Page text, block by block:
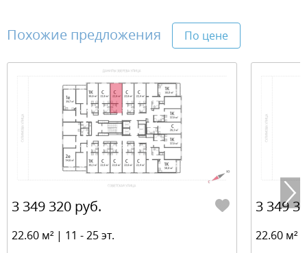
Похожие предложения По цене
3 349 320 руб.
22.60 м² | 11 - 25 эт.
3 349
22.60 м²